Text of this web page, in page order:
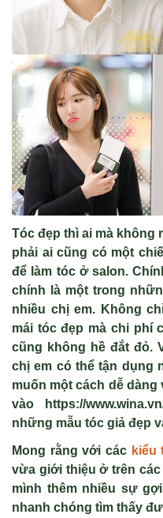
Tóc đẹp thì ai mà không
phải ai cũng có một
để làm tóc ở salon.
chính là một trong
nhiều chị em. Không
mái tóc đẹp mà chi phí
cũng không hề đắt đỏ.
chị em có thể tận dụng
muốn một cách dễ dàng
vào https://
những mẫu tóc giả đẹp
Mong rằng với các kiểu
vừa giới thiệu ở trên
mình thêm nhiều sự
nhanh chóng tìm thấy